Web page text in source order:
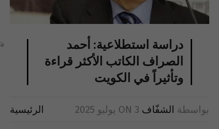
دراسة استطلاعية: أحمد
الصراف الكاتب الأكثر قراءة
وتأثيراً في الكويت
بواسطة الشفّاف ON 3 يوليو 2025 الرئيسية